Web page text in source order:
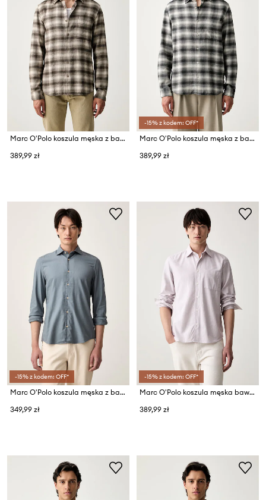
Marc O'Polo koszula męska z bawełną
389,99 zł
-15% z kodem: OFF*
Marc O'Polo koszula męska z bawełną
389,99 zł
-15% z kodem: OFF*
Marc O'Polo koszula męska z bawełną
349,99 zł
-15% z kodem: OFF*
Marc O'Polo koszula męska bawełniana
389,99 zł